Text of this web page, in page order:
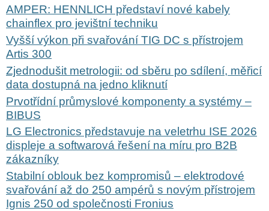
AMPER: HENNLICH představí nové kabely
chainflex pro jevištní techniku
Vyšší výkon při svařování TIG DC s přístrojem
Artis 300
Zjednodušit metrologii: od sběru po sdílení, měřicí
data dostupná na jedno kliknutí
Prvotřídní průmyslové komponenty a systémy –
BIBUS
LG Electronics představuje na veletrhu ISE 2026
displeje a softwarová řešení na míru pro B2B
zákazníky
Stabilní oblouk bez kompromisů – elektrodové
svařování až do 250 ampérů s novým přístrojem
Ignis 250 od společnosti Fronius